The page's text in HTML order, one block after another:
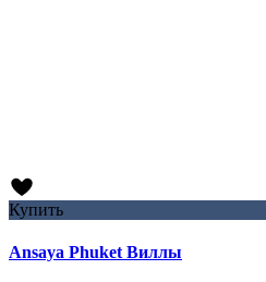
Купить
Ansaya Phuket Виллы